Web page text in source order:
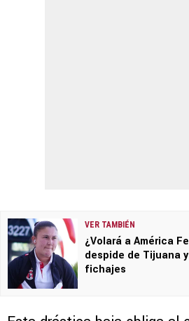
VER TAMBIÉN
¿Volará a América
despide de Tijuana
fichajes